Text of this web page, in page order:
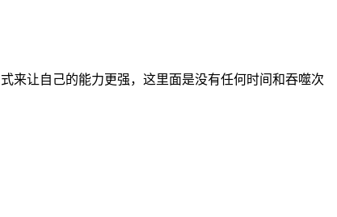
来让自己的能力更强，这里面是没有任何时间和吞噬次